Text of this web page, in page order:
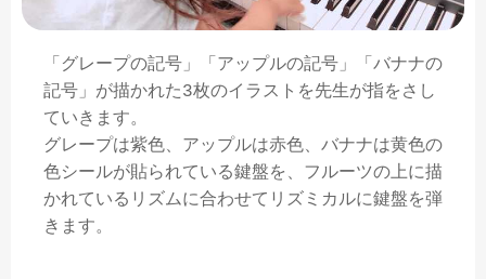
「グレープの記号」「アップルの記号」「バナナの
記号」が描かれた3枚のイラストを先生が指をさし
ていきます。
グレープは紫色、アップルは赤色、バナナは黄色の
色シールが貼られている鍵盤を、フルーツの上に描
かれているリズムに合わせてリズミカルに鍵盤を弾
きます。